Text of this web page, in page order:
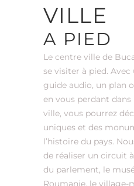
VILLE
A PIED
Le centre ville de
se visiter à pied.
guide audio, un plan
en vous perdant dans
ville, vous pourrez
uniques et des
l’histoire du pays.
de réaliser un circuit
du parlement, le
Roumanie, le village-